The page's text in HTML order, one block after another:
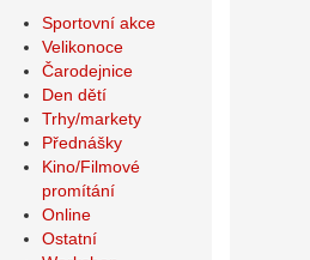
Sportovní akce
Velikonoce
Čarodejnice
Den dětí
Trhy/markety
Přednášky
Kino/Filmové
promítání
Online
Ostatní